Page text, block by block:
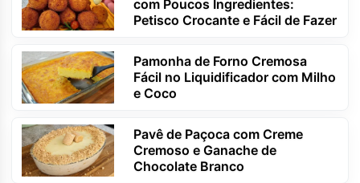
com Poucos Ingredientes:
Petisco Crocante e Fácil de Fazer
Pamonha de Forno Cremosa
Fácil no Liquidificador com Milho
e Coco
Pavê de Paçoca com Creme
Cremoso e Ganache de
Chocolate Branco